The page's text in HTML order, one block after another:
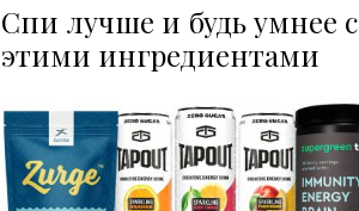
Спи лучше и будь умнее с
этими ингредиентами